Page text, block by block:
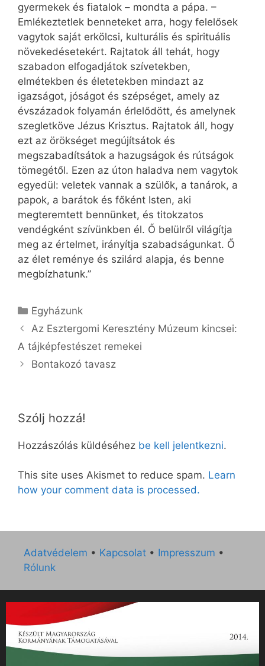
gyermekek és fiatalok – mondta a pápa. –
Emlékeztetlek benneteket arra, hogy felelősek
vagytok saját erkölcsi, kulturális és spirituális
növekedésetekért. Rajtatok áll tehát, hogy
szabadon elfogadjátok szívetekben,
elmétekben és életetekben mindazt az
igazságot, jóságot és szépséget, amely az
évszázadok folyamán érlelődött, és amelynek
szegletköve Jézus Krisztus. Rajtatok áll, hogy
ezt az örökséget megújítsátok és
megszabadítsátok a hazugságok és rútságok
tömegétől. Ezen az úton haladva nem vagytok
egyedül: veletek vannak a szülők, a tanárok, a
papok, a barátok és főként Isten, aki
megteremtett bennünket, és titokzatos
vendégként szívünkben él. Ő belülről világítja
meg az értelmet, irányítja szabadságunkat. Ő
az élet reménye és szilárd alapja, és benne
megbízhatunk.”
Kategória
Egyházunk
Az Esztergomi Keresztény Múzeum kincsei:
A tájképfestészet remekei
Bontakozó tavasz
Szólj hozzá!
Hozzászólás küldéséhez be kell jelentkezni.
This site uses Akismet to reduce spam. Learn
how your comment data is processed.
Adatvédelem • Kapcsolat • Impresszum •
Rólunk